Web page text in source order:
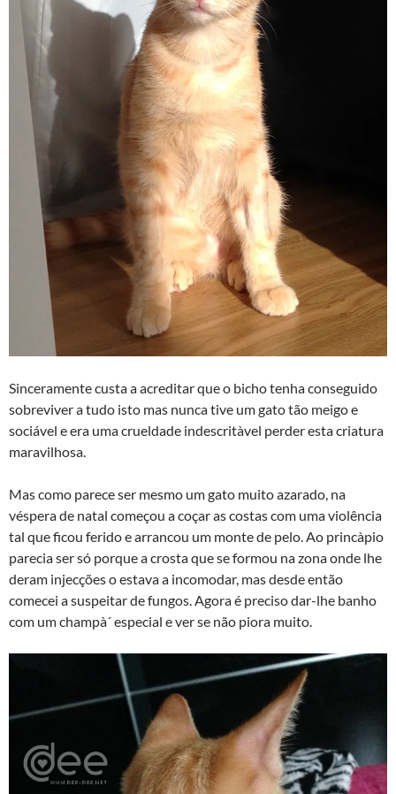
Sinceramente custa a acreditar que o bicho tenha conseguido
sobreviver a tudo isto mas nunca tive um gato tão meigo e
sociável e era uma crueldade indescrità­vel perder esta criatura
maravilhosa.
Mas como parece ser mesmo um gato muito azarado, na
véspera de natal começou a coçar as costas com uma violência
tal que ficou ferido e arrancou um monte de pelo. Ao princà­pio
parecia ser só porque a crosta que se formou na zona onde lhe
deram injecções o estava a incomodar, mas desde então
comecei a suspeitar de fungos. Agora é preciso dar-lhe banho
com um champà´ especial e ver se não piora muito.